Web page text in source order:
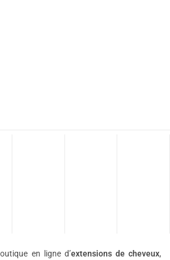
en ligne d’extensions decheveux,